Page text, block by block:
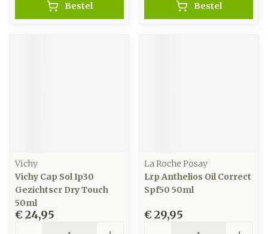
Bestel Bestel
Vichy
Vichy Cap Sol Ip30
Gezichtscr Dry Touch
50ml
€ 24,95
La Roche Posay
Lrp Anthelios Oil Correct
Spf50 50ml
€ 29,95